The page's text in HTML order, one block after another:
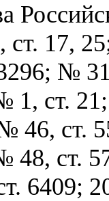
17,
№
1, ст.
46, ст.
48, ст.
6409;